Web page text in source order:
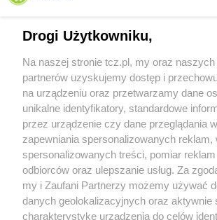
O FIRMIE POLITYKA PRYWATNOŚCI
REKLAMA WSPÓŁPRACA RSS
Nasze serwisy
Drogi Użytkowniku,
Na naszej stronie tcz.pl, my oraz
partnerów uzyskujemy dostęp i
na urządzeniu oraz przetwarzamy dane
unikalne identyfikatory, standardowe
przez urządzenie czy dane przeglądania
zapewniania spersonalizowanych reklam,
spersonalizowanych treści, pomiar
odbiorców oraz ulepszanie usług. Za
my i Zaufani Partnerzy możemy używać
danych geolokalizacyjnych oraz aktywnie
charakterystykę urządzenia do celów